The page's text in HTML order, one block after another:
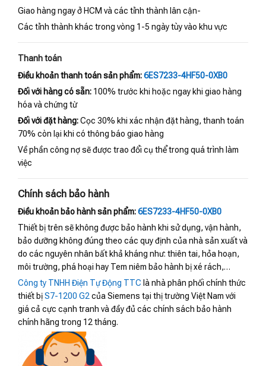
Giao hàng ngay ở HCM và các tỉnh thành lân cận-
Các tỉnh thành khác trong vòng 1-5 ngày tùy vào khu vực
Thanh toán
Điều khoản thanh toán sản phẩm:6ES7233-4HF50-0XB0
Đối với hàng có sẵn: 100% trước khi hoặc ngay khi giao hàng
hóa và chứng từ
Đối với đặt hàng:Cọc 30% khi xác nhận đặt hàng, thanh toán
70% còn lại khi có thông báo giao hàng
Về phần công nợ sẽ được trao đổi cụ thể trong quá trình làm
việc
Chính sách bảo hành
Điều khoản bảo hành sản phẩm:6ES7233-4HF50-0XB0
Thiết bị trên sẽ không được bảo hành khi sử dụng, vận hành,
bảo dưỡng không đúng theo các quy định của nhà sản xuất và
do các nguyên nhân bất khả kháng như: thiên tai, hỏa hoạn,
môi trường, phá hoại hay Tem niêm bảo hành bị xé rách,…
Công ty TNHH Điện Tự Động TTC là nhà phân phối chính thức
thiết bịS7-1200 G2của Siemens tại thị trường Việt Nam với
giá cả cực cạnh tranh và đầy đủ các chính sách bảo hành
chính hãng trong 12 tháng.